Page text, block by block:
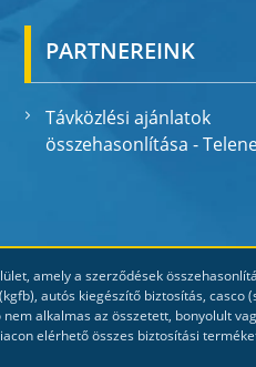
PARTNEREINK
Távközlési ajánlatok
összehasonlítása -
amely a szerződések
autós kiegészítő biztosítás,
alkalmas az összetett, bonyolult
elérhető összes biztosítási